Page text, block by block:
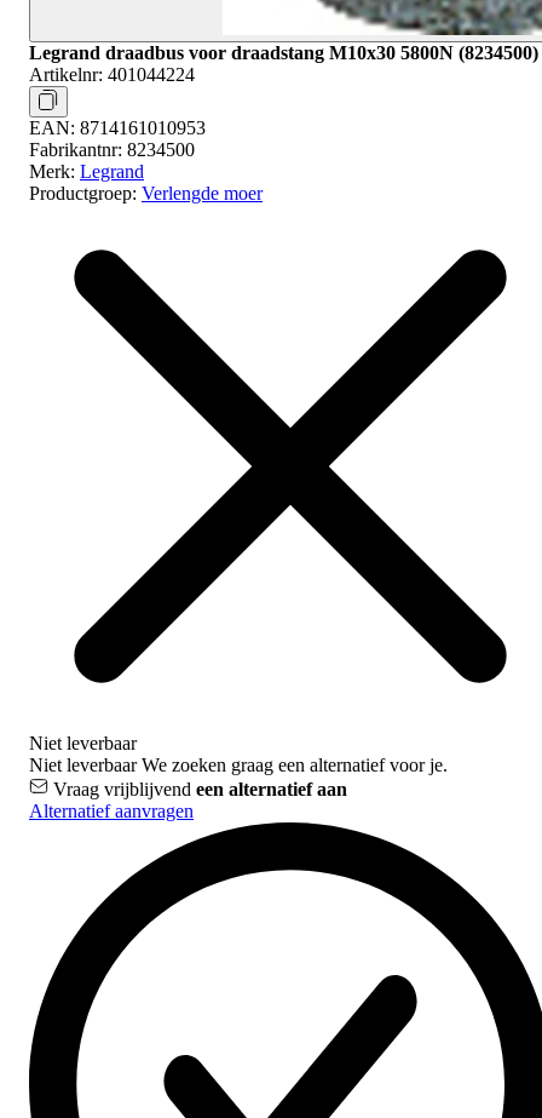
Legrand draadbus voor draadstang M10x30 5800N (8234500)
Artikelnr: 401044224
EAN: 8714161010953
Fabrikantnr: 8234500
Merk: Legrand
Productgroep: Verlengde moer
Niet leverbaar
Niet leverbaarWe zoeken graag een alternatief voor je.
Vraag vrijblijvend een alternatief aan
Alternatief aanvragen